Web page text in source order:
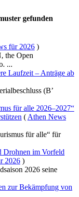
gefunden
für 2026 )
the Open
...
Laufzeit – Anträge ab
(B’
für alle 2026–2027“
( Athen News
für alle“ für
Drohnen im Vorfeld
2026 )
2026 seine
zur Bekämpfung von